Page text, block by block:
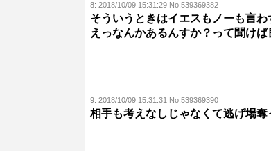
8: 2018/10/09 15:31:29 No.539369382
そういうときはイエスもノーも言わ
えっなんかあるんすか？って聞けば
9: 2018/10/09 15:31:31 No.539369390
相手も考えなしじゃなくて逃げ場